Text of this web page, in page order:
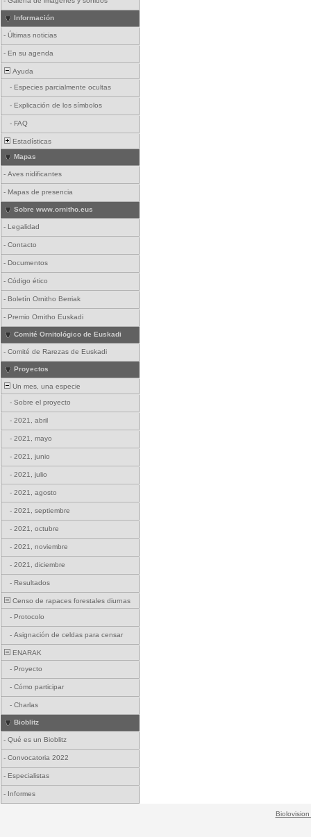
Información
- Últimas noticias
- En su agenda
Ayuda
- Especies parcialmente ocultas
- Explicación de los símbolos
- FAQ
Estadísticas
Mapas
- Aves nidificantes
- Mapas de presencia
Sobre www.ornitho.eus
- Legalidad
- Contacto
- Documentos
- Código ético
- Boletín Ornitho Berriak
- Premio Ornitho Euskadi
Comité Ornitológico de Euskadi
- Comité de Rarezas de Euskadi
Proyectos
Un mes, una especie
- Sobre el proyecto
- 2021, abril
- 2021, mayo
- 2021, junio
- 2021, julio
- 2021, agosto
- 2021, septiembre
- 2021, octubre
- 2021, noviembre
- 2021, diciembre
- Resultados
Censo de rapaces forestales diurnas
- Protocolo
- Asignación de celdas para censar
ENARAK
- Proyecto
- Cómo participar
- Charlas
Bioblitz
- Qué es un Bioblitz
- Convocatoria 2022
- Especialistas
- Informes
Biolovision